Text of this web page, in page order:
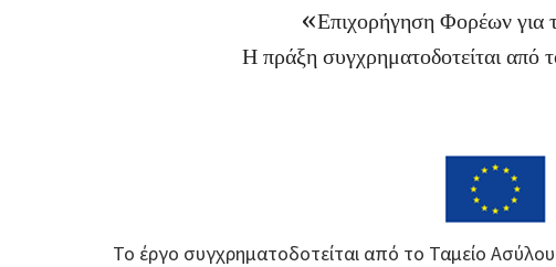
«Επιχορήγηση Φορέων
Η πράξη συγχρηματοδοτείται
Το έργο συγχρηματοδοτείται από το Ταμείο